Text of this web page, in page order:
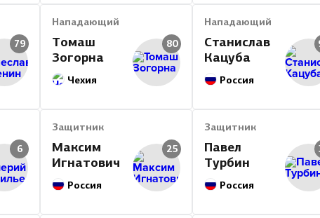
79
Нападающий
Томаш
Зогорна
Чехия
80
Нападающий
Станислав
Кацуба
Россия
6
Защитник
Максим
Игнатович
Россия
25
Защитник
Павел
Турбин
Россия